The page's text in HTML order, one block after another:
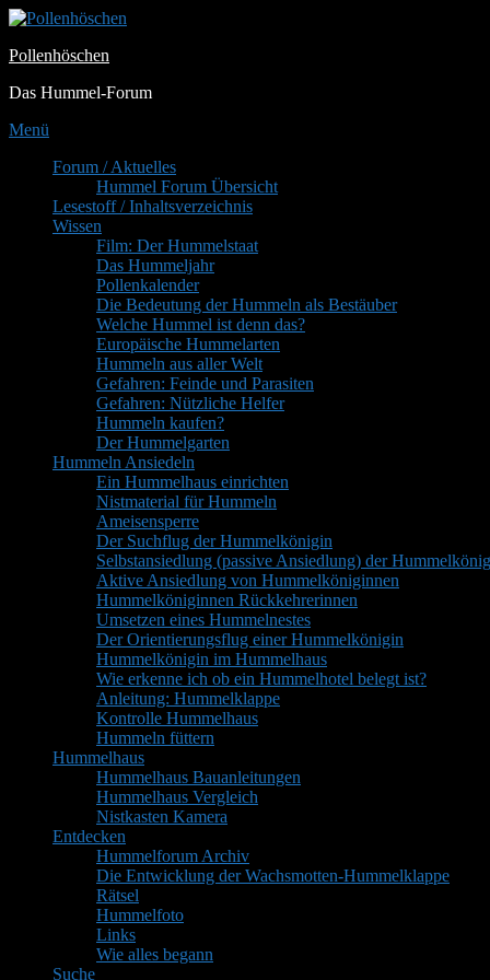
Zum
springen
Pollenhöschen
Das Hummel-Forum
Menü
PrimäresForum / Aktuelles
Hummel Forum Übersicht
Lesestoff / Inhaltsverzeichnis
Wissen
Film: Der Hummelstaat
Das Hummeljahr
Pollenkalender
Die Bedeutung der Hummeln als Bestäuber
Welche Hummel ist denn das?
Europäische Hummelarten
Hummeln aus aller Welt
Gefahren: Feinde und Parasiten
Gefahren: Nützliche Helfer
Hummeln kaufen?
Der Hummelgarten
Hummeln Ansiedeln
Ein Hummelhaus einrichten
Nistmaterial für Hummeln
Ameisensperre
Der Suchflug der Hummelkönigin
Selbstansiedlung (passive Ansiedlung) der
Aktive Ansiedlung von Hummelköniginnen
Hummelköniginnen Rückkehrerinnen
Umsetzen eines Hummelnestes
Der Orientierungsflug einer Hummelkönigin
Hummelkönigin im Hummelhaus
Wie erkenne ich ob ein Hummelhotel belegt ist?
Anleitung: Hummelklappe
Kontrolle Hummelhaus
Hummeln füttern
Hummelhaus
Hummelhaus Bauanleitungen
Hummelhaus Vergleich
Nistkasten Kamera
Entdecken
Hummelforum Archiv
Die Entwicklung der Wachsmotten-Hummelklappe
Rätsel
Hummelfoto
Links
Wie alles begann
Suche